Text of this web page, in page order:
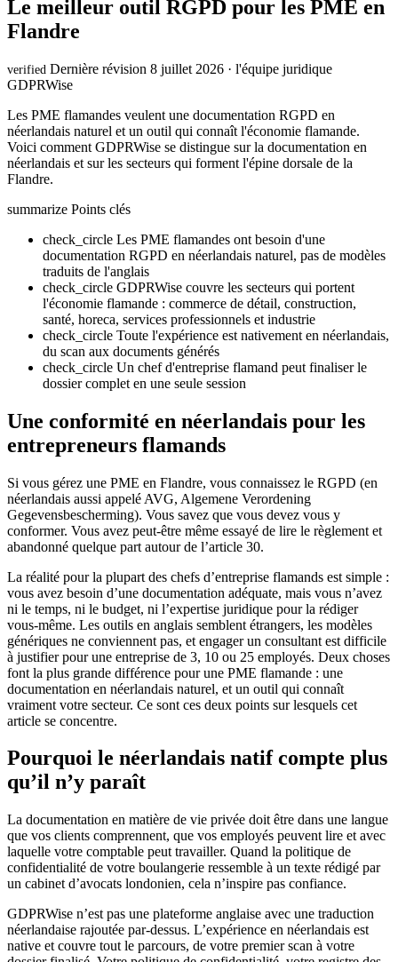
Le meilleur outil RGPD pour les PME en
Flandre
verified Dernière révision 8 juillet 2026 · l'équipe juridique
GDPRWise
Les PME flamandes veulent une documentation RGPD en
néerlandais naturel et un outil qui connaît l'économie flamande.
Voici comment GDPRWise se distingue sur la documentation en
néerlandais et sur les secteurs qui forment l'épine dorsale de la
Flandre.
summarize Points clés
check_circle Les PME flamandes ont besoin d'une
documentation RGPD en néerlandais naturel, pas de modèles
traduits de l'anglais
check_circle GDPRWise couvre les secteurs qui portent
l'économie flamande : commerce de détail, construction,
santé, horeca, services professionnels et industrie
check_circle Toute l'expérience est nativement en néerlandais,
du scan aux documents générés
check_circle Un chef d'entreprise flamand peut finaliser le
dossier complet en une seule session
Une conformité en néerlandais pour les
entrepreneurs flamands
Si vous gérez une PME en Flandre, vous connaissez le RGPD (en
néerlandais aussi appelé AVG, Algemene Verordening
Gegevensbescherming). Vous savez que vous devez vous y
conformer. Vous avez peut-être même essayé de lire le règlement et
abandonné quelque part autour de l’article 30.
La réalité pour la plupart des chefs d’entreprise flamands est simple :
vous avez besoin d’une documentation adéquate, mais vous n’avez
ni le temps, ni le budget, ni l’expertise juridique pour la rédiger
vous-même. Les outils en anglais semblent étrangers, les modèles
génériques ne conviennent pas, et engager un consultant est difficile
à justifier pour une entreprise de 3, 10 ou 25 employés. Deux choses
font la plus grande différence pour une PME flamande : une
documentation en néerlandais naturel, et un outil qui connaît
vraiment votre secteur. Ce sont ces deux points sur lesquels cet
article se concentre.
Pourquoi le néerlandais natif compte plus
qu’il n’y paraît
La documentation en matière de vie privée doit être dans une langue
que vos clients comprennent, que vos employés peuvent lire et avec
laquelle votre comptable peut travailler. Quand la politique de
confidentialité de votre boulangerie ressemble à un texte rédigé par
un cabinet d’avocats londonien, cela n’inspire pas confiance.
GDPRWise n’est pas une plateforme anglaise avec une traduction
néerlandaise rajoutée par-dessus. L’expérience en néerlandais est
native et couvre tout le parcours, de votre premier scan à votre